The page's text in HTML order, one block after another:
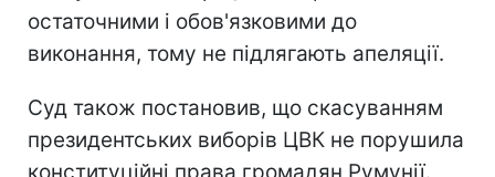
остаточними і обов'язковими до
виконання, тому не підлягають апеляції.
Суд також постановив, що скасуванням
президентських виборів ЦВК не порушила
конституційні права громадян Румунії.